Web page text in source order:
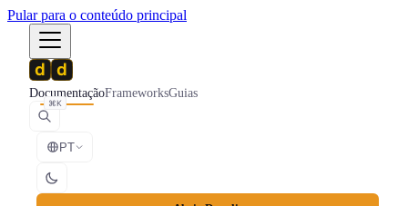
Pular para o conteúdo principal
DocumentaçãoFrameworksGuias
⌘K
PT